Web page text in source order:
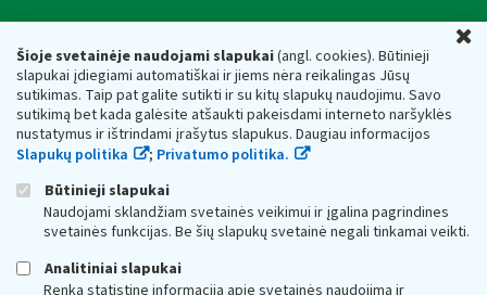
Šioje svetainėje naudojami slapukai(angl. cookies). Būtinieji
slapukai įdiegiami automatiškai ir jiems nėra reikalingas Jūsų
sutikimas. Taip pat galite sutikti ir su kitų slapukų naudojimu. Savo
sutikimą bet kada galėsite atšaukti pakeisdami interneto naršyklės
nustatymus ir ištrindami įrašytus slapukus. Daugiau informacijos
Slapukų politika
; Privatumo politika.
Būtinieji slapukai
Naudojami sklandžiam svetainės veikimui ir įgalina pagrindines
svetainės funkcijas. Be šių slapukų svetainė negali tinkamai veikti.
Analitiniai slapukai
Renka statistinę informaciją apie svetainės naudojimą ir
Respublikos finansų ministerijos
Biudžetinė įstaiga. Juridinio asmens kodas — 188659752,
adresas: Vasario 16-osios g. 14, 01107 Vilnius, Lietuva, el.paštas:
vmi@vmi.lt, E. pristatymo dėžutės adresas 188659752
Duomenys apie Valstybinę mokesčių inspekciją prie Lietuvos
Respublikos finansų ministerijos kaupiami ir saugomi Juridinių